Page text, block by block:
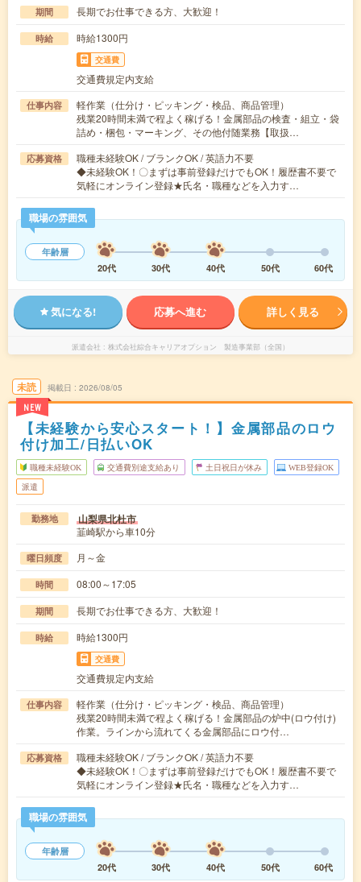
期間 長期でお仕事できる方、大歓迎！
時給 時給1300円
交通費
交通費規定内支給
仕事内容
軽作業（仕分け・ピッキング・検品、商品管理）
残業20時間未満で程よく稼げる！金属部品の検査・組立・袋
詰め・梱包・マーキング、その他付随業務【取扱…
応募資格
職種未経験OK / ブランクOK / 英語力不要
◆未経験OK！〇まずは事前登録だけでもOK！履歴書不要で
気軽にオンライン登録★氏名・職種などを入力す…
職場の雰囲気
年齢層
20代
30代 40代 50代 60代
気になる! 応募へ進む 詳しく見る
派遣会社 株式会社綜合キャリアオプション 製造事業部（全国）
未読
NEW
掲載日 2026/08/05
【未経験から安心スタート！】金属部品のロウ
付け加工/日払いOK
職種未経験OK 交通費別途支給あり 土日祝日が休み WEB登録OK
派遣
勤務地 山梨県北杜市
韮崎駅から車10分
曜日頻度 月～金
時間 08:00～17:05
期間 長期でお仕事できる方、大歓迎！
時給 時給1300円
交通費
交通費規定内支給
仕事内容
軽作業（仕分け・ピッキング・検品、商品管理）
残業20時間未満で程よく稼げる！金属部品の炉中(ロウ付け)
作業。ラインから流れてくる金属部品にロウ付…
応募資格
職種未経験OK / ブランクOK / 英語力不要
◆未経験OK！〇まずは事前登録だけでもOK！履歴書不要で
気軽にオンライン登録★氏名・職種などを入力す…
職場の雰囲気
年齢層
20代
30代 40代 50代 60代